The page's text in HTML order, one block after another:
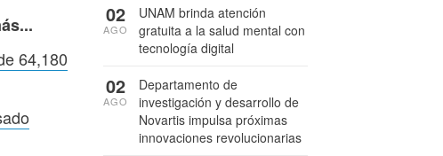
64,180
UNAM brinda atención
gratuita a la salud mental con
tecnología digital
02
AGO
Departamento de
investigación y desarrollo de
Novartis impulsa próximas
innovaciones revolucionarias
02
AGO